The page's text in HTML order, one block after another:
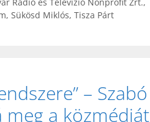
, Sükösd Miklós, Tisza Párt
– Szabó
a közmédiát